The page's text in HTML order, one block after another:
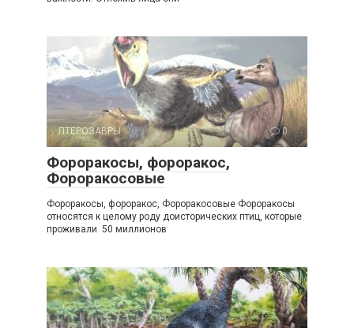
ПТЕРОЗАВРЫ 0
Фороракосы, фороракос,
Фороракосовые
Фороракосы, фороракос, Фороракосовые Фороракосы
относятся к целому роду доисторических птиц, которые
проживали 50 миллионов